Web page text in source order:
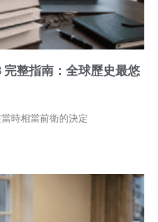
整指南：全球歷史最悠
時相當前衛的決定